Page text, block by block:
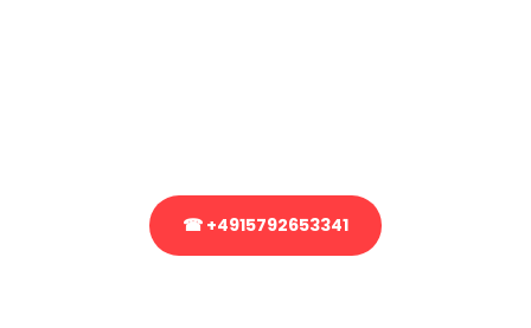
☎ +4915792653341